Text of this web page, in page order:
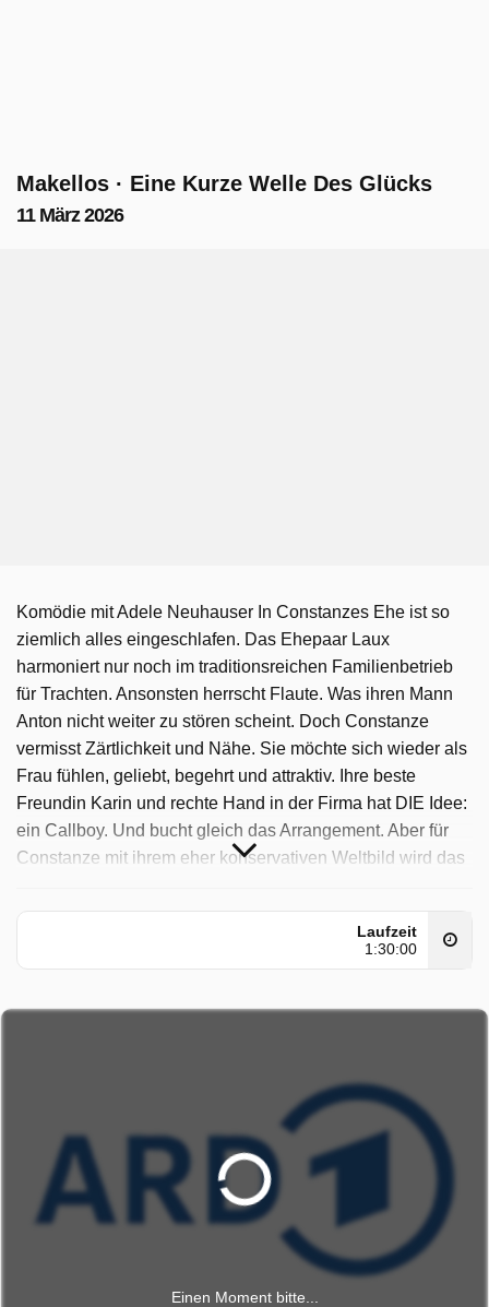
Makellos · Eine Kurze Welle Des Glücks
11 März 2026
Komödie mit Adele Neuhauser In Constanzes Ehe ist so
ziemlich alles eingeschlafen. Das Ehepaar Laux
harmoniert nur noch im traditionsreichen Familienbetrieb
für Trachten. Ansonsten herrscht Flaute. Was ihren Mann
Anton nicht weiter zu stören scheint. Doch Constanze
vermisst Zärtlichkeit und Nähe. Sie möchte sich wieder als
Frau fühlen, geliebt, begehrt und attraktiv. Ihre beste
Freundin Karin und rechte Hand in der Firma hat DIE Idee:
ein Callboy. Und bucht gleich das Arrangement. Aber für
Constanze mit ihrem eher konservativen Weltbild wird das
überfordert das Weite sucht, lernt sie zufällig den
charmanten, gut 20 Jahre jüngeren Ricardo kennen. Der
zwar auch im Escort Service arbeitet, aber in seiner Nähe
sich in die gebuchten Liebesstunden auch Gefühle. Was
Constanze nicht weiß: Jemand nimmt ihre Hotelbesuche
heimlich auf. Und die Konsequenz folgt prompt: Ihr Mann
Anton erhält einen anonymen Umschlag mit dem Link zu
einer Pornoseite – und er erkennt Constanze trotz der
verpixelten Gesichter sofort. Nachdem sie dem
fassungslosen Anton alles beichten musste und wenig
später eine anonyme Geldforderung eintrifft, gibt es für ihn
Laufzeit
1:30:00
Einen Moment bitte...